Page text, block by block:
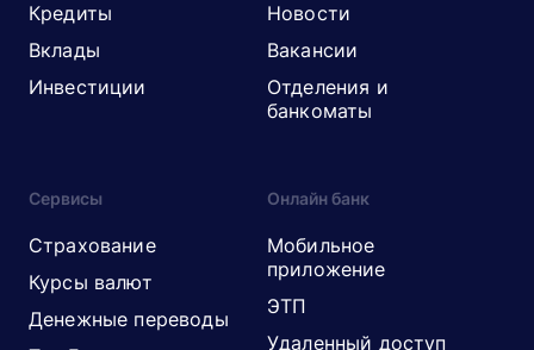
Кредиты
Вклады
Инвестиции
Новости
Вакансии
Отделения и
банкоматы
Сервисы
Страхование
Курсы валют
Денежные переводы
Онлайн банк
Мобильное
приложение
ЭТП
Удаленный доступ